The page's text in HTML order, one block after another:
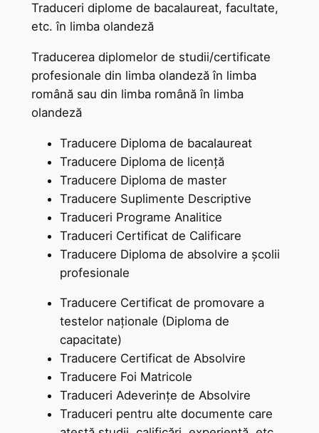
Traduceri diplome de bacalaureat, facultate,
etc. în limba olandeză
Traducerea diplomelor de studii/certificate
profesionale din limba olandeză în limba
română sau din limba română în limba
olandeză
Traducere Diploma de bacalaureat
Traducere Diploma de licență
Traducere Diploma de master
Traducere Suplimente Descriptive
Traduceri Programe Analitice
Traduceri Certificat de Calificare
Traducere Diploma de absolvire a școlii
profesionale
Traducere Certificat de promovare a
testelor naționale (Diploma de
capacitate)
Traducere Certificat de Absolvire
Traducere Foi Matricole
Traduceri Adeverințe de Absolvire
Traduceri pentru alte documente care